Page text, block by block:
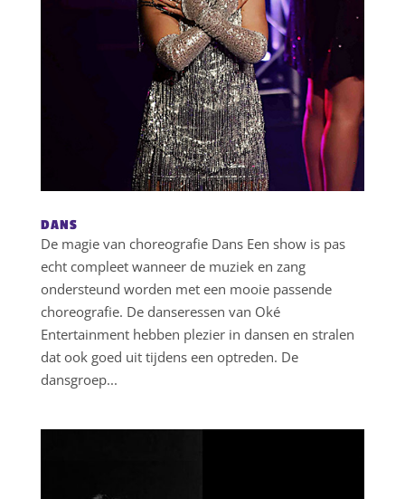
DANS
De magie van choreografie Dans Een show is pas
echt compleet wanneer de muziek en zang
ondersteund worden met een mooie passende
choreografie. De danseressen van Oké
Entertainment hebben plezier in dansen en stralen
dat ook goed uit tijdens een optreden. De
dansgroep...